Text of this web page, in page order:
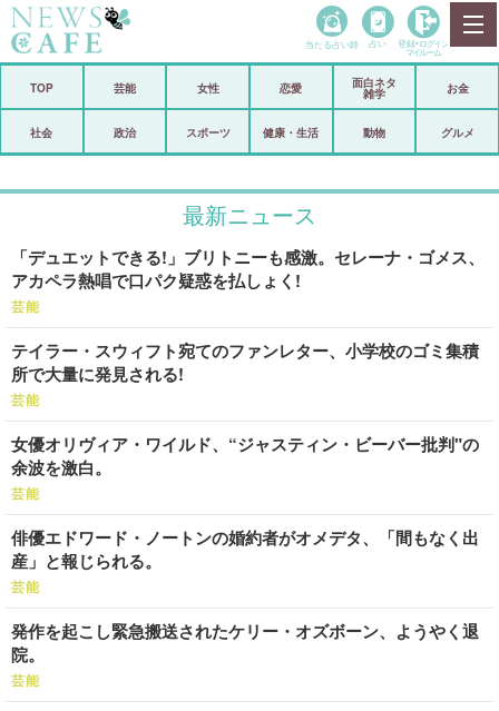
政治
スポーツ
恋愛 ビックリ
リリース ショップ
登録・ログイン/マイルーム
当たる占い師 占い 登録• ログイン
マイルーム
TOP 芸能 女性 恋愛
面白ネタ
雑学
お金
社会 政治 スポーツ 健康・生活 動物 グルメ
最新ニュース
「デュエットできる!」ブリトニーも感激。セレーナ・ゴメス、
アカペラ熱唱で口パク疑惑を払しょく!
芸能
テイラー・スウィフト宛てのファンレター、小学校のゴミ集積
所で大量に発見される!
芸能
女優オリヴィア・ワイルド、“ジャスティン・ビーバー批判"の
余波を激白。
芸能
俳優エドワード・ノートンの婚約者がオメデタ、「間もなく出
産」と報じられる。
芸能
発作を起こし緊急搬送されたケリー・オズボーン、ようやく退
院。
芸能